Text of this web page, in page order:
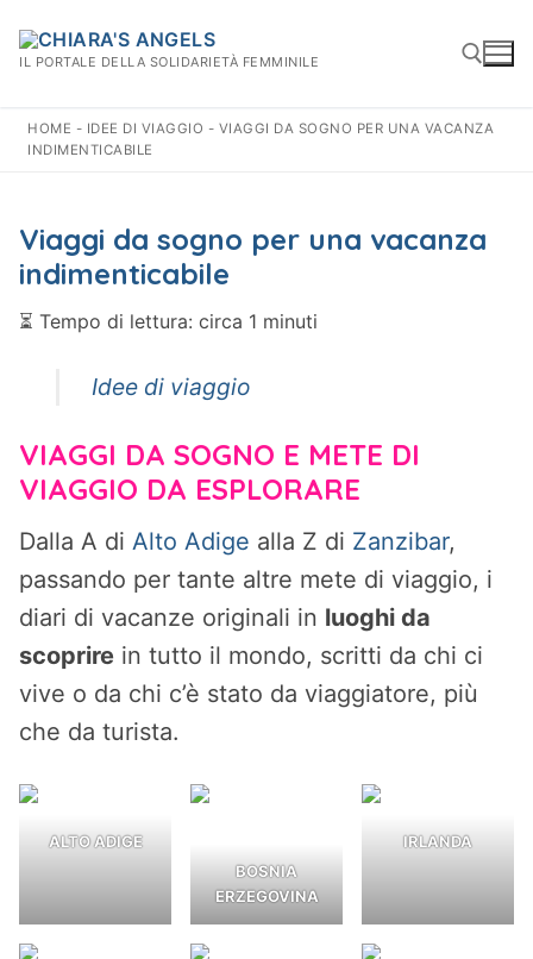
contenuto
IL PORTALE DELLA SOLIDARIETÀ FEMMINILE
HOME - IDEE DI VIAGGIO - VIAGGI DA SOGNO PER UNA VACANZA
INDIMENTICABILE
Viaggi da sogno per una vacanza
indimenticabile
⏳ Tempo di lettura: circa 1 minuti
Idee di viaggio
VIAGGI DA SOGNO E METE DI
VIAGGIO DA ESPLORARE
Dalla A di Alto Adige alla Z di Zanzibar,
passando per tante altre mete di viaggio, i
diari di vacanze originali in luoghi da
scoprire in tutto il mondo, scritti da chi ci
vive o da chi c’è stato da viaggiatore, più
che da turista.
ALTO ADIGE
BOSNIA
ERZEGOVINA
IRLANDA